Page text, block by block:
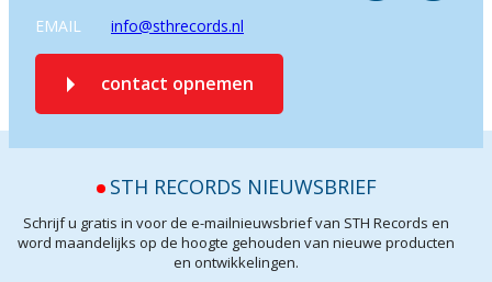
EMAIL info@sthrecords.nl
contact opnemen
STH RECORDS NIEUWSBRIEF
Schrijf u gratis in voor de e-mailnieuwsbrief van STH Records en
word maandelijks op de hoogte gehouden van nieuwe producten
en ontwikkelingen.